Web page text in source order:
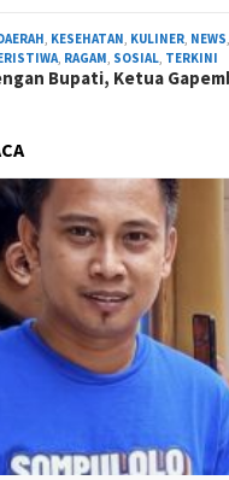
, KESEHATAN, KULINER, NEWS,
, RAGAM, SOSIAL, TERKINI
Bupati, Ketua